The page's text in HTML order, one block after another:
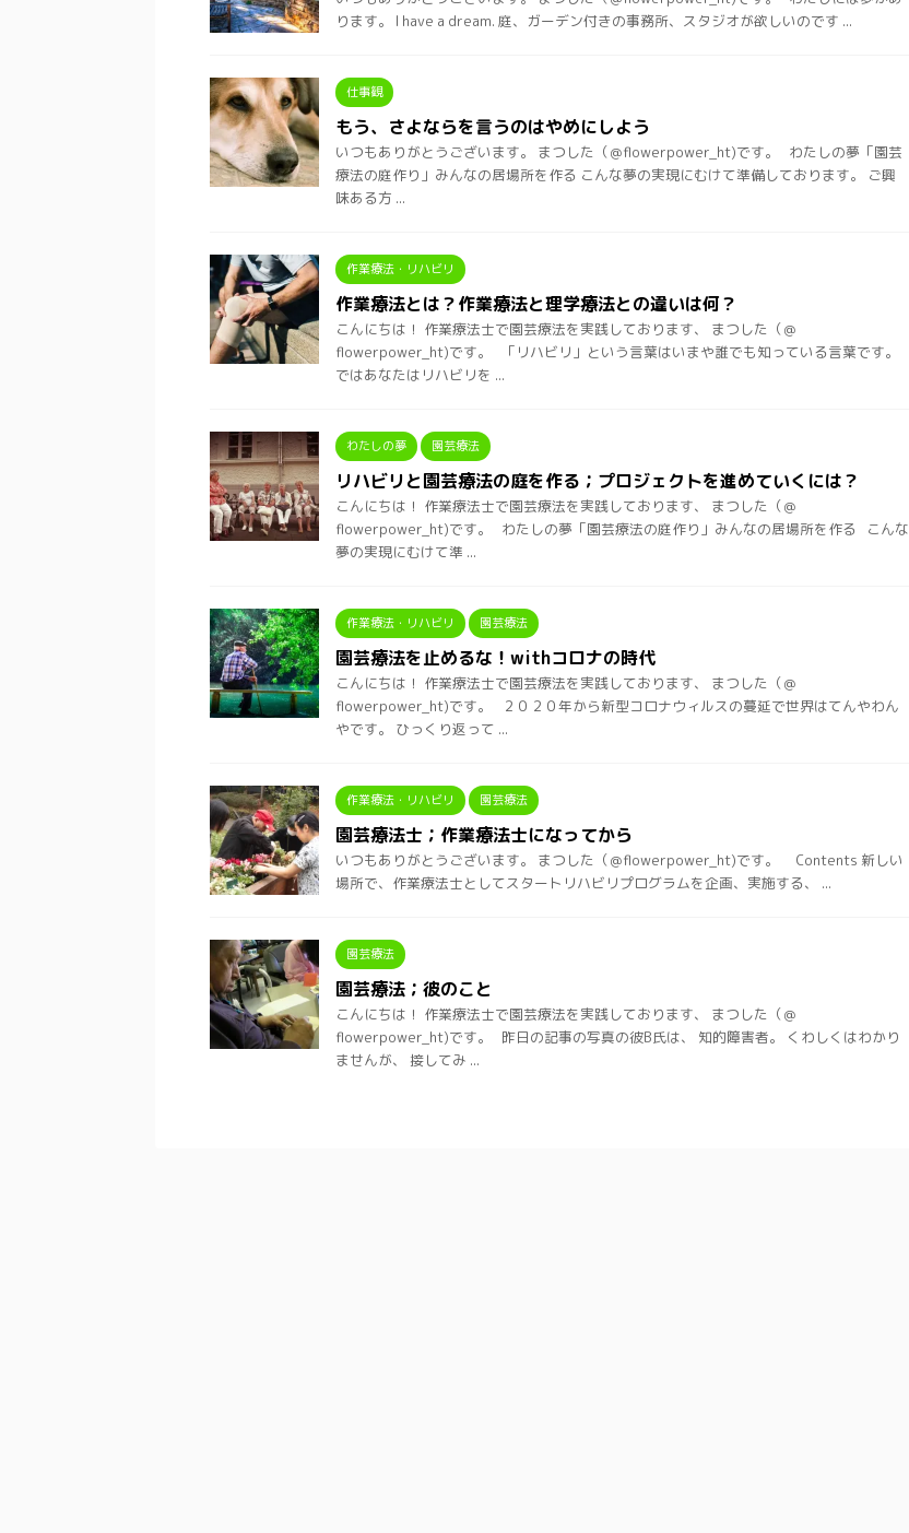
ります。 I have a dream. 庭、ガーデン付きの事務所、スタジオが欲しいのです ...
仕事観
もう、さよならを言うのはやめにしよう
いつもありがとうございます。 まつした（＠flowerpower_ht)です。 わたしの夢「園芸
療法の庭作り」みんなの居場所を作る こんな夢の実現にむけて準備しております。 ご興
味ある方 ...
作業療法・リハビリ
作業療法とは？作業療法と理学療法との違いは何？
こんにちは！ 作業療法士で園芸療法を実践しております、 まつした（＠
flowerpower_ht)です。 「リハビリ」という言葉はいまや誰でも知っている言葉です。
ではあなたはリハビリを ...
わたしの夢 園芸療法
リハビリと園芸療法の庭を作る；プロジェクトを進めていくには？
こんにちは！ 作業療法士で園芸療法を実践しております、 まつした（＠
flowerpower_ht)です。 わたしの夢「園芸療法の庭作り」みんなの居場所を作る こんな
夢の実現にむけて準 ...
作業療法・リハビリ 園芸療法
園芸療法を止めるな！withコロナの時代
こんにちは！ 作業療法士で園芸療法を実践しております、 まつした（＠
flowerpower_ht)です。 ２０２０年から新型コロナウィルスの蔓延で世界はてんやわん
やです。 ひっくり返って ...
作業療法・リハビリ 園芸療法
園芸療法士；作業療法士になってから
いつもありがとうございます。 まつした（＠flowerpower_ht)です。 Contents 新しい
場所で、作業療法士としてスタートリハビリプログラムを企画、実施する、 ...
園芸療法
園芸療法；彼のこと
こんにちは！ 作業療法士で園芸療法を実践しております、 まつした（＠
flowerpower_ht)です。 昨日の記事の写真の彼B氏は、 知的障害者。 くわしくはわかり
ませんが、 接してみ ...